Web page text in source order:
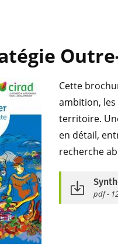
Cette
ambition,
territoire.
en détail,
recherche
pdf -